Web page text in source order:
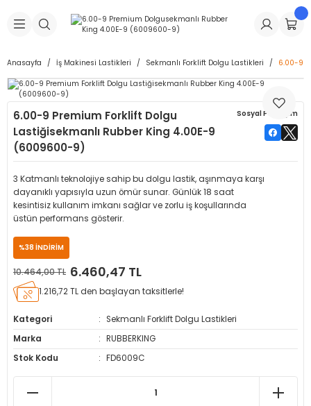
Geri Dön
Makineleri
Geri Dön
Dolgu Lastikleri
Dolgu Lastikleri
Geri Dön
İç Lastikleri
İç Lastikleri
Geri Dön
Geri Dön
& Sibop İlaveleri
Kapağı
Geri Dön
Tüpü
& Spreyler
Geri Dön
Makinesi Yedek Parçaları
Yedek Parçaları
Anasayfa İş Makinesi Lastikleri Sekmanlı Forklift Dolgu Lastikleri 6.00-9
6.00-9 Premium Forklift Dolgu
Lastiğisekmanlı Rubber King 4.00E-9
(6009600-9)
Sosyal Paylaşım
3 Katmanlı teknolojiye sahip bu dolgu lastik, aşınmaya karşı
dayanıklı yapısıyla uzun ömür sunar. Günlük 18 saat
kesintisiz kullanım imkanı sağlar ve zorlu iş koşullarında
üstün performans gösterir.
%38 İNDİRİM
10.464,00 TL 6.460,47 TL
1.216,72 TL den başlayan taksitlerle!
Kategori
Sekmanlı Forklift Dolgu Lastikleri
Marka
RUBBERKING
Stok Kodu
FD6009C